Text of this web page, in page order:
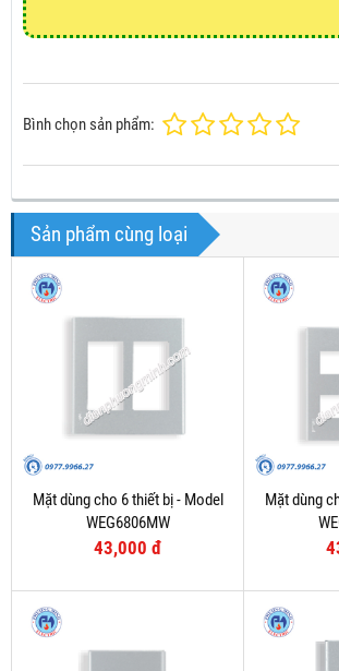
Bình chọn sản phẩm:
Sản phẩm cùng loại
Mặt dùng cho 6 thiết bị - Model
WEG6806MW
43,000 đ
Mặt dùng